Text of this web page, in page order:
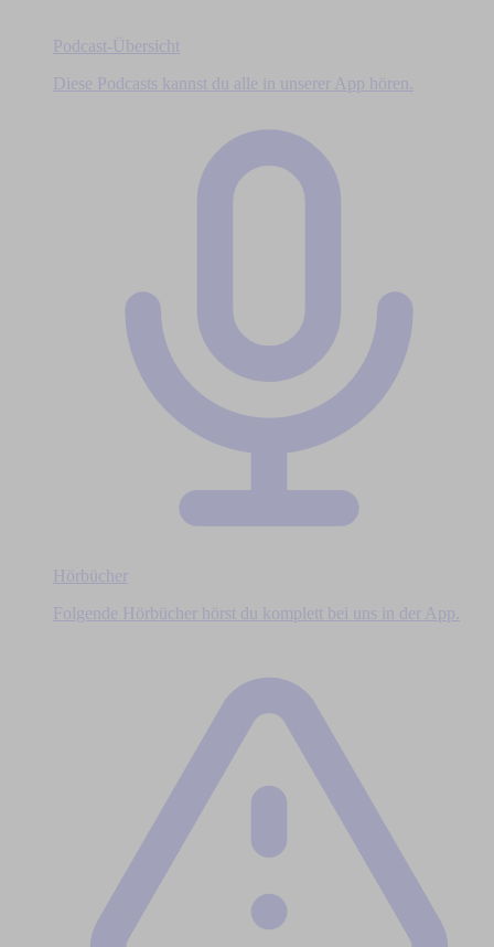
Podcast-Übersicht
Diese Podcasts kannst du alle in unserer App hören.
Hörbücher
Folgende Hörbücher hörst du komplett bei uns in der App.